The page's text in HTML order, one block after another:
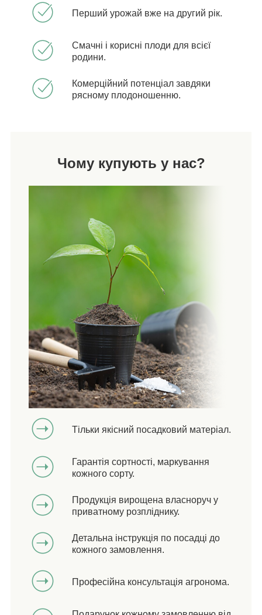
Перший урожай вже на другий рік.
Смачні і корисні плоди для всієї
родини.
Комерційний потенціал завдяки
рясному плодоношенню.
Чому купують у нас?
Тільки якісний посадковий матеріал.
Гарантія сортності, маркування
кожного сорту.
Продукція вирощена власноруч у
приватному розпліднику.
Детальна інструкція по посадці до
кожного замовлення.
Професійна консультація агронома.